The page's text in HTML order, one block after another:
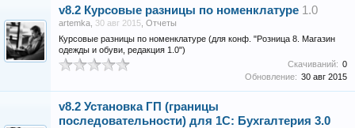
v8.2 Курсовые разницы по номенклатуре 1.0
artemka 30 авг 2015 Отчеты
Курсовые разницы по номенклатуре (для конф. "Розница 8. Магазин
одежды и обуви, редакция 1.0")
Скачиваний: 0
Обновление: 30 авг 2015
v8.2 Установка ГП (границы
последовательности) для 1С: Бухгалтерия 3.0